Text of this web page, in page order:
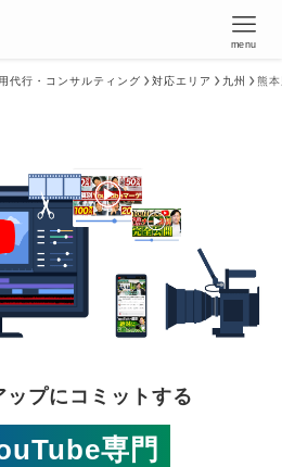
menu
代行・コンサルティング 対応エリア 九州 熊
ップにコミットする
専門